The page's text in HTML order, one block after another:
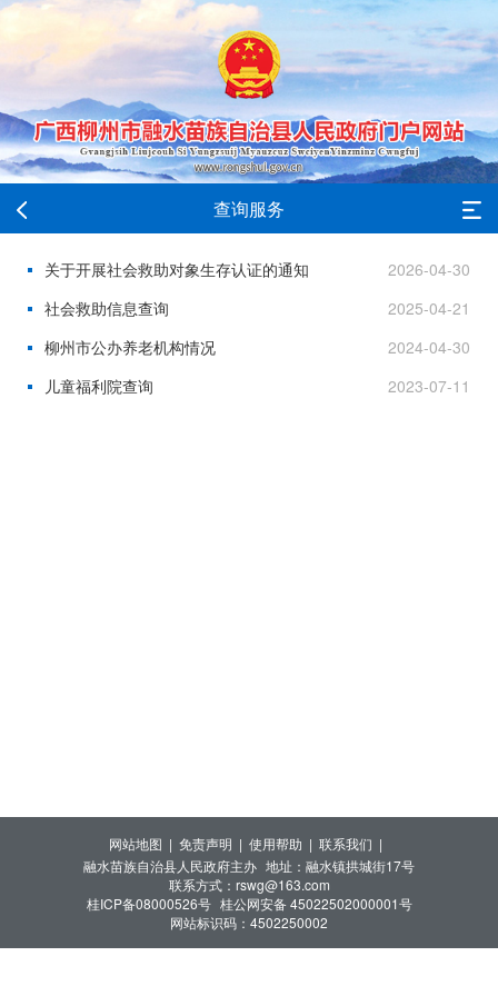
查询服务
关于开展社会救助对象生存认证的通知
2026-04-30
社会救助信息查询
2025-04-21
柳州市公办养老机构情况
2024-04-30
儿童福利院查询
2023-07-11
网站地图 | 免责声明 | 使用帮助 | 联系我们 |
融水苗族自治县人民政府主办 地址：融水镇拱城街17号
联系方式：rswg@163.com
桂ICP备08000526号 桂公网安备 45022502000001号
网站标识码：4502250002